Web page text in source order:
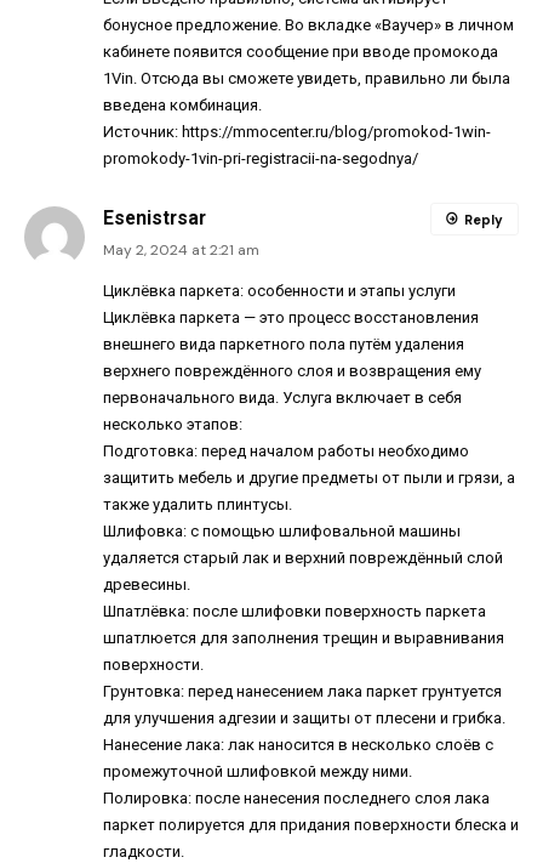
бонусное предложение. Во вкладке «Ваучер» в личном
кабинете появится сообщение при вводе промокода
1Vin. Отсюда вы сможете увидеть, правильно ли была
введена комбинация.
Источник: https://mmocenter.ru/blog/promokod-1win-
promokody-1vin-pri-registracii-na-segodnya/
Esenistrsar
May 2, 2024 at 2:21 am
Циклёвка паркета: особенности и этапы услуги
Циклёвка паркета — это процесс восстановления
внешнего вида паркетного пола путём удаления
верхнего повреждённого слоя и возвращения ему
первоначального вида. Услуга включает в себя
несколько этапов:
Подготовка: перед началом работы необходимо
защитить мебель и другие предметы от пыли и грязи, а
также удалить плинтусы.
Шлифовка: с помощью шлифовальной машины
удаляется старый лак и верхний повреждённый слой
древесины.
Шпатлёвка: после шлифовки поверхность паркета
шпатлюется для заполнения трещин и выравнивания
поверхности.
Грунтовка: перед нанесением лака паркет грунтуется
для улучшения адгезии и защиты от плесени и грибка.
Нанесение лака: лак наносится в несколько слоёв с
промежуточной шлифовкой между ними.
Полировка: после нанесения последнего слоя лака
паркет полируется для придания поверхности блеска и
гладкости.
Reply